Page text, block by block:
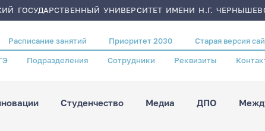
ГОСУДАРСТВЕННЫЙ УНИВЕРСИТЕТ ИМЕНИ Н.Г.
Расписание занятий Приоритет 2030 Старая версия
Подразделения Сотрудники Реквизиты
Студенчество Медиа ДПО